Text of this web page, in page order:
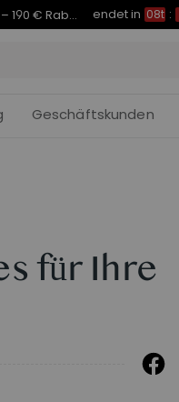
Je früher Sie kaufen, desto mehr sparen Sie | E7 Plus – 190 € Rabatt endet in 08t :
Geschäftskunden
für Ihre